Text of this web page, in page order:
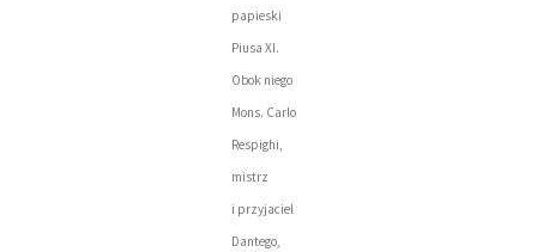
papieski
Piusa XI.
Obok niego
Mons. Carlo
Respighi,
mistrz
i przyjaciel
Dantego,